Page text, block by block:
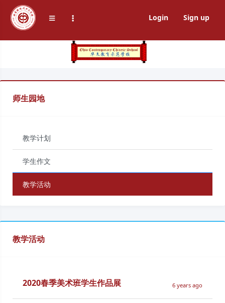
Login Sign up
师生园地
教学计划
学生作文
教学活动
教学活动
2020春季美术班学生作品展 6 years ago